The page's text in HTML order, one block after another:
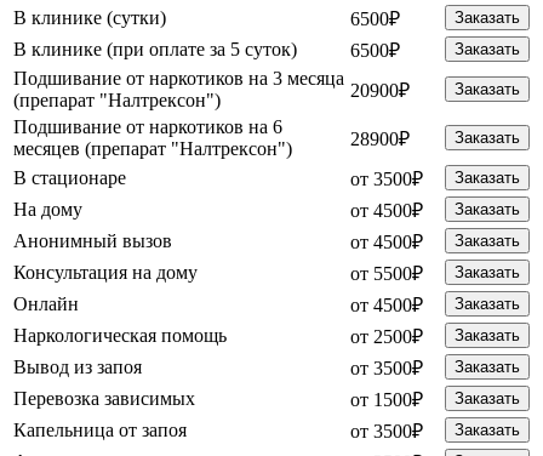
В клинике (сутки) 6500₽ Заказать
В клинике (при оплате за 5 суток) 6500₽ Заказать
Подшивание от наркотиков на 3 месяца
(препарат "Налтрексон")
20900₽ Заказать
Подшивание от наркотиков на 6
месяцев (препарат "Налтрексон")
28900₽ Заказать
В стационаре от 3500₽ Заказать
На дому от 4500₽ Заказать
Анонимный вызов от 4500₽ Заказать
Консультация на дому от 5500₽ Заказать
Онлайн от 4500₽ Заказать
Наркологическая помощь от 2500₽ Заказать
Вывод из запоя от 3500₽ Заказать
Перевозка зависимых от 1500₽ Заказать
Капельница от запоя от 3500₽ Заказать